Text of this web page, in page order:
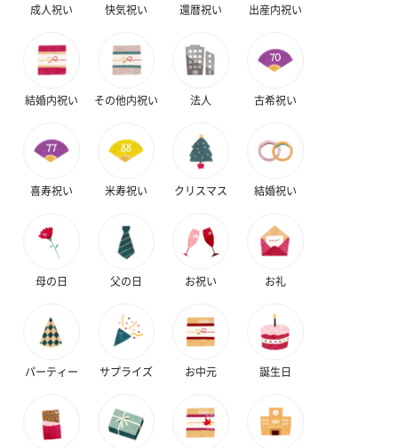
成人祝い 快気祝い 還暦祝い 出産内祝い
結婚内祝い その他内祝い 法人 古希祝い
喜寿祝い 米寿祝い クリスマス 結婚祝い
母の日 父の日 お祝い お礼
パーティー サプライズ お中元 誕生日